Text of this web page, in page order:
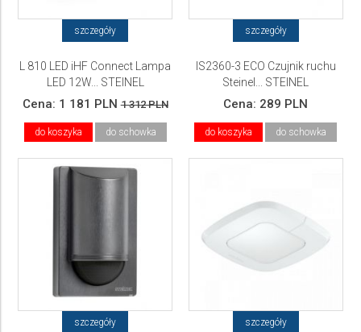
szczegóły
L 810 LED iHF Connect Lampa
LED 12W... STEINEL
Cena: 1 181 PLN 1 312 PLN
do koszyka do schowka
szczegóły
IS2360-3 ECO Czujnik ruchu
Steinel... STEINEL
Cena: 289 PLN
do koszyka do schowka
szczegóły szczegóły